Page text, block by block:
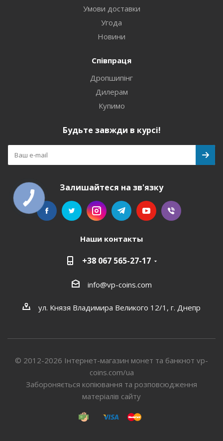
Умови доставки
Угода
Новини
Співпраця
Дропшипінг
Дилерам
Купимо
Будьте завжди в курсі!
Залишайтеся на зв'язку
Наши контакты
+38 067 565-27-17
info@vp-coins.com
ул. Князя Владимира Великого 12/1, г. Днепр
© 2012-2026 Інтернет-магазин монет та банкнот vp-
coins.com/ua
Забороняється копіювання та розповсюдження
матеріалів сайту